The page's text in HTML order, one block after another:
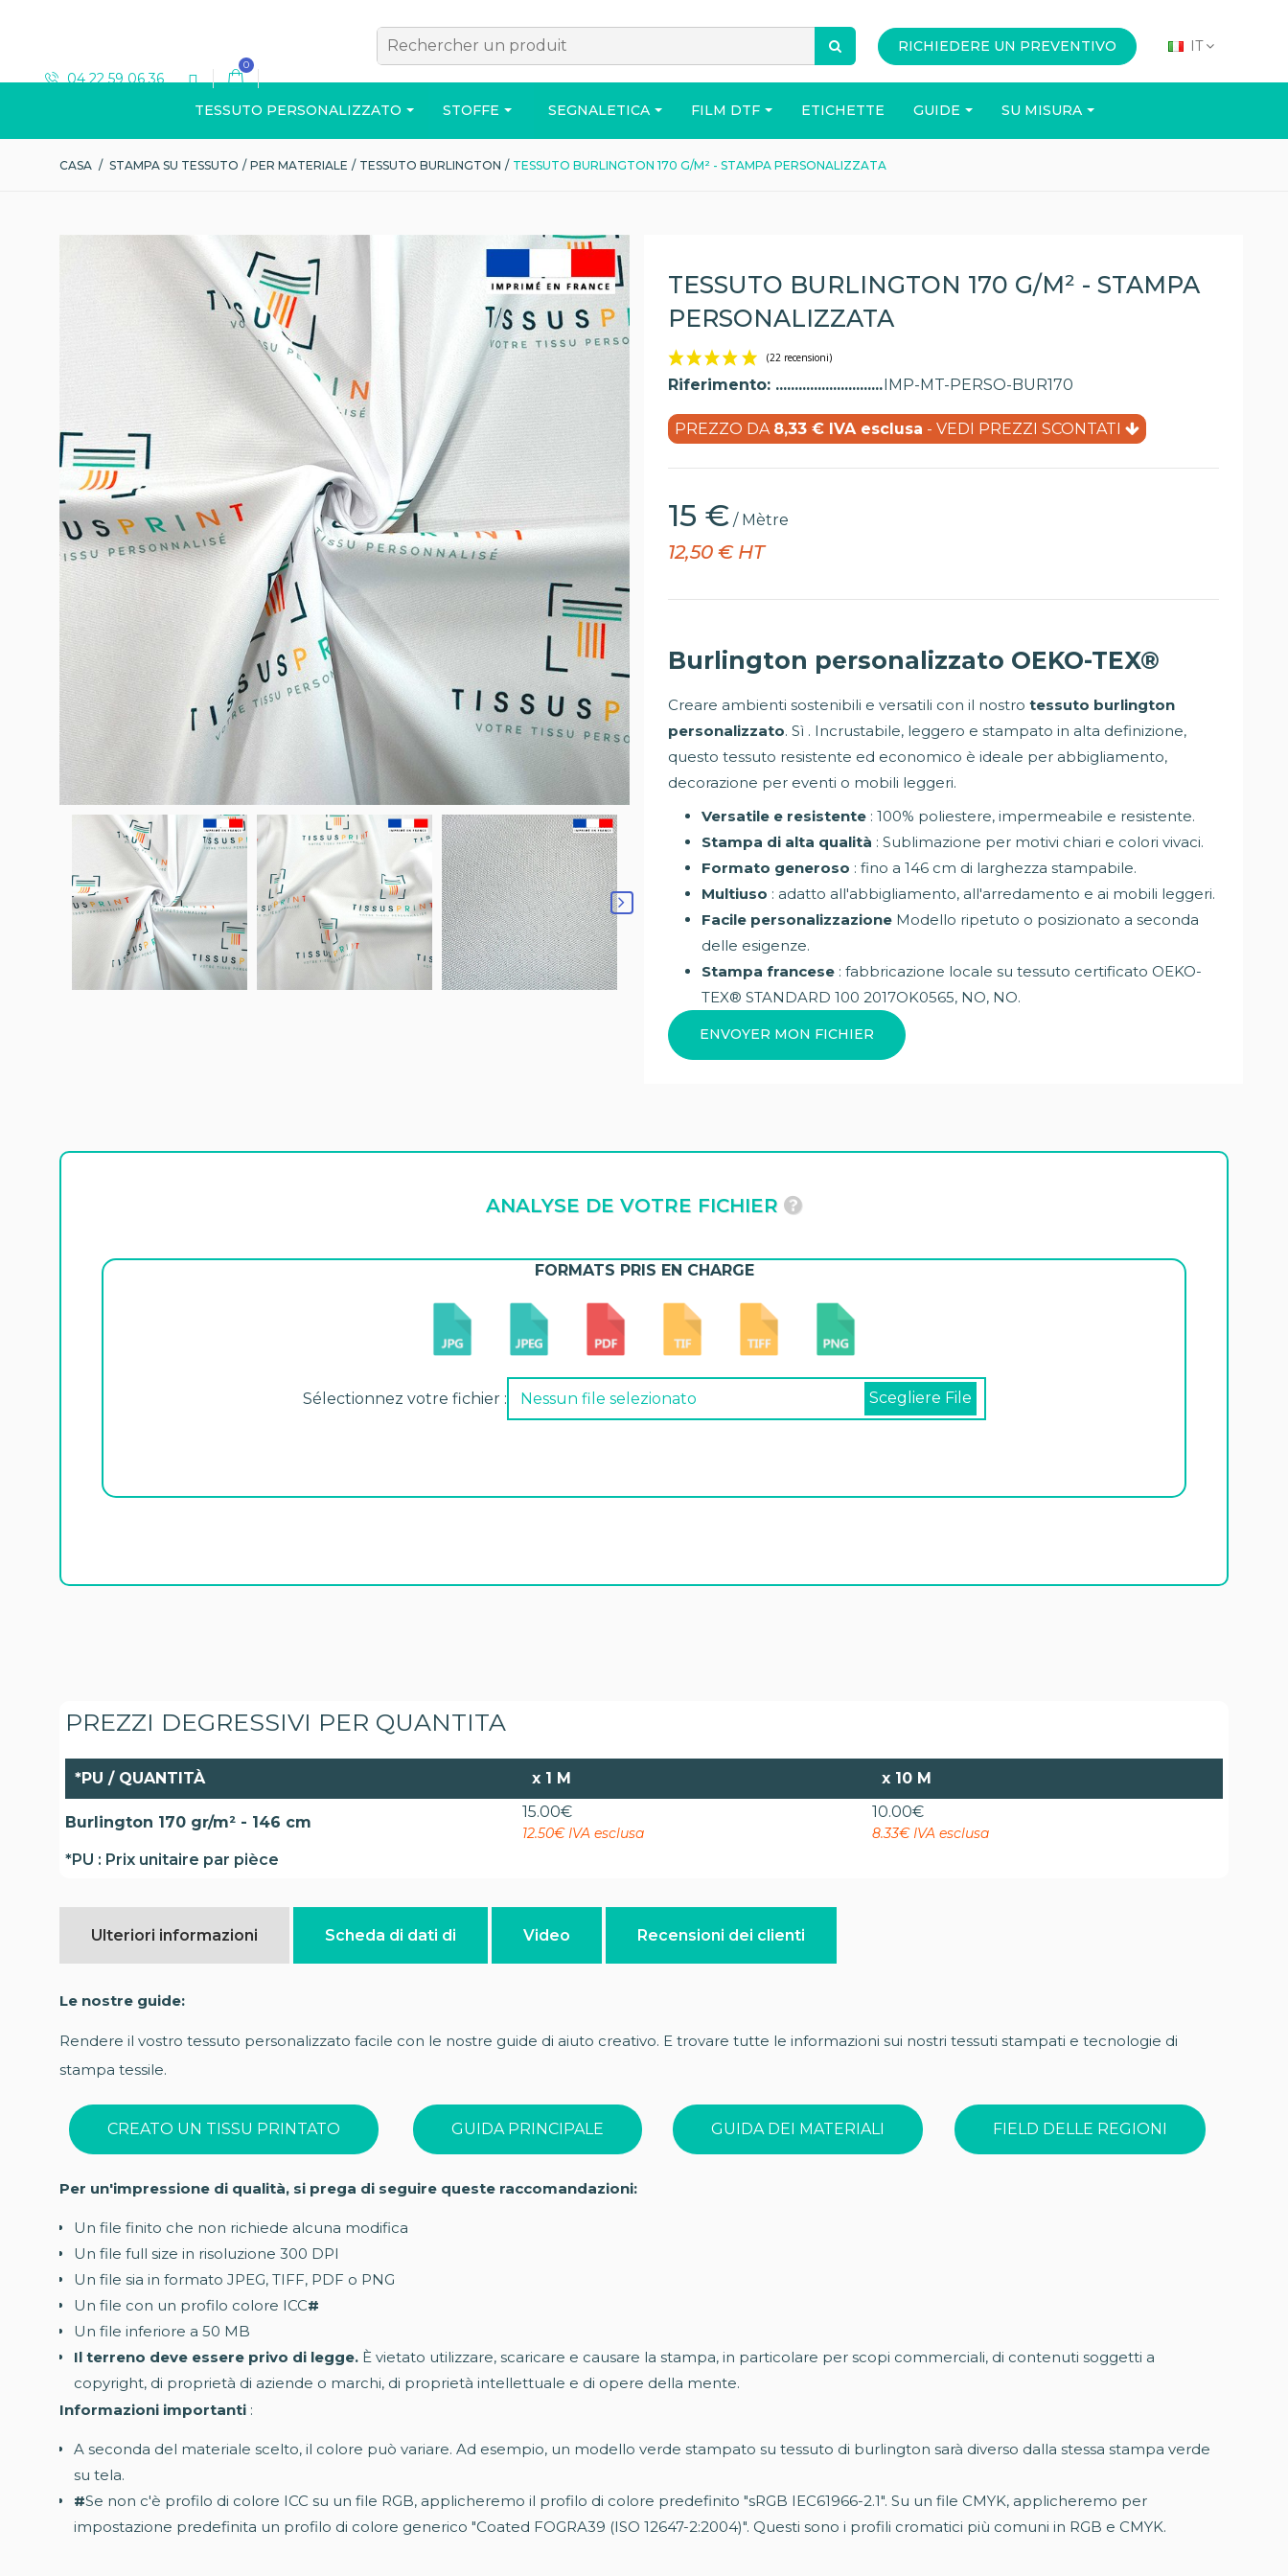
RICHIEDERE UN PREVENTIVO
IT
04 22 59 06 36
0
TESSUTO PERSONALIZZATO STOFFE
T-SHIRT ACCESSORI BORSA CASA
Visualizza il catalogo
SEGNALETICA FILM DTF ETICHETTE GUIDE SU MISURA
CASA / STAMPA SU TESSUTO / PER MATERIALE / TESSUTO BURLINGTON / TESSUTO BURLINGTON 170 G/M² - STAMPA PERSONALIZZATA
TESSUTO BURLINGTON 170 G/M² - STAMPA
PERSONALIZZATA
(22 recensioni)
Riferimento: IMP-MT-PERSO-BUR170
PREZZO DA 8,33 € IVA esclusa - VEDI PREZZI SCONTATI
15 € / Mètre
12,50 € HT
Burlington personalizzato OEKO-TEX®
Creare ambienti sostenibili e versatili con il nostro tessuto burlington
personalizzato. Sì . Incrustabile, leggero e stampato in alta definizione,
questo tessuto resistente ed economico è ideale per abbigliamento,
decorazione per eventi o mobili leggeri.
Versatile e resistente : 100% poliestere, impermeabile e resistente.
Stampa di alta qualità : Sublimazione per motivi chiari e colori vivaci.
Formato generoso : fino a 146 cm di larghezza stampabile.
Multiuso : adatto all'abbigliamento, all'arredamento e ai mobili leggeri.
Facile personalizzazione Modello ripetuto o posizionato a seconda
delle esigenze.
Stampa francese : fabbricazione locale su tessuto certificato OEKO-
TEX® STANDARD 100 2017OK0565, NO, NO.
ENVOYER MON FICHIER
ANALYSE DE VOTRE FICHIER
FORMATS PRIS EN CHARGE
Sélectionnez votre fichier : Nessun file selezionato Scegliere File
PREZZI DEGRESSIVI PER QUANTITA
*PU / QUANTITÀ x 1 M x 10 M
Burlington 170 gr/m² - 146 cm
15.00€
12.50€ IVA esclusa
10.00€
8.33€ IVA esclusa
*PU : Prix unitaire par pièce
Ulteriori informazioni Scheda di dati di Video Recensioni dei clienti
Le nostre guide:
Rendere il vostro tessuto personalizzato facile con le nostre guide di aiuto creativo. E trovare tutte le informazioni sui nostri tessuti stampati e tecnologie di
stampa tessile.
CREATO UN TISSU PRINTATO GUIDA PRINCIPALE GUIDA DEI MATERIALI FIELD DELLE REGIONI
Per un'impressione di qualità, si prega di seguire queste raccomandazioni:
Un file finito che non richiede alcuna modifica
Un file full size in risoluzione 300 DPI
Un file sia in formato JPEG, TIFF, PDF o PNG
Un file con un profilo colore ICC#
Un file inferiore a 50 MB
Il terreno deve essere privo di legge. È vietato utilizzare, scaricare e causare la stampa, in particolare per scopi commerciali, di contenuti soggetti a
copyright, di proprietà di aziende o marchi, di proprietà intellettuale e di opere della mente.
Informazioni importanti :
A seconda del materiale scelto, il colore può variare. Ad esempio, un modello verde stampato su tessuto di burlington sarà diverso dalla stessa stampa verde
su tela.
#Se non c'è profilo di colore ICC su un file RGB, applicheremo il profilo di colore predefinito "sRGB IEC61966-2.1". Su un file CMYK, applicheremo per
impostazione predefinita un profilo di colore generico "Coated FOGRA39 (ISO 12647-2:2004)". Questi sono i profili cromatici più comuni in RGB e CMYK.